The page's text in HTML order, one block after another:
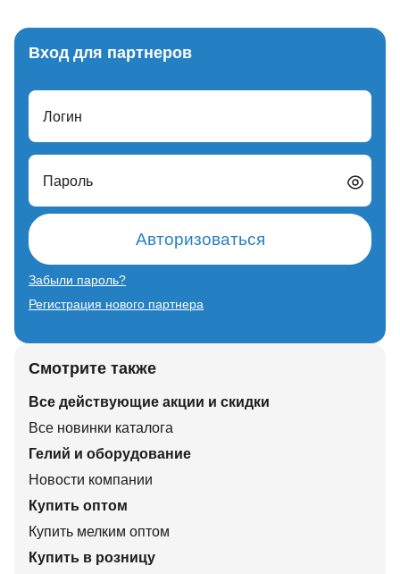
Вход для партнеров
Логин
Пароль
Авторизоваться
Забыли пароль?
Регистрация нового партнера
Смотрите также
Все действующие акции и скидки
Все новинки каталога
Гелий и оборудование
Новости компании
Купить оптом
Купить мелким оптом
Купить в розницу